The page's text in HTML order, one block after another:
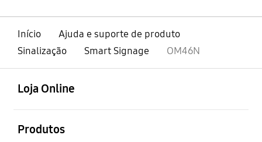
Início
Ajuda e suporte de produto
Sinalização
Smart Signage OM46N
Loja Online
Produtos